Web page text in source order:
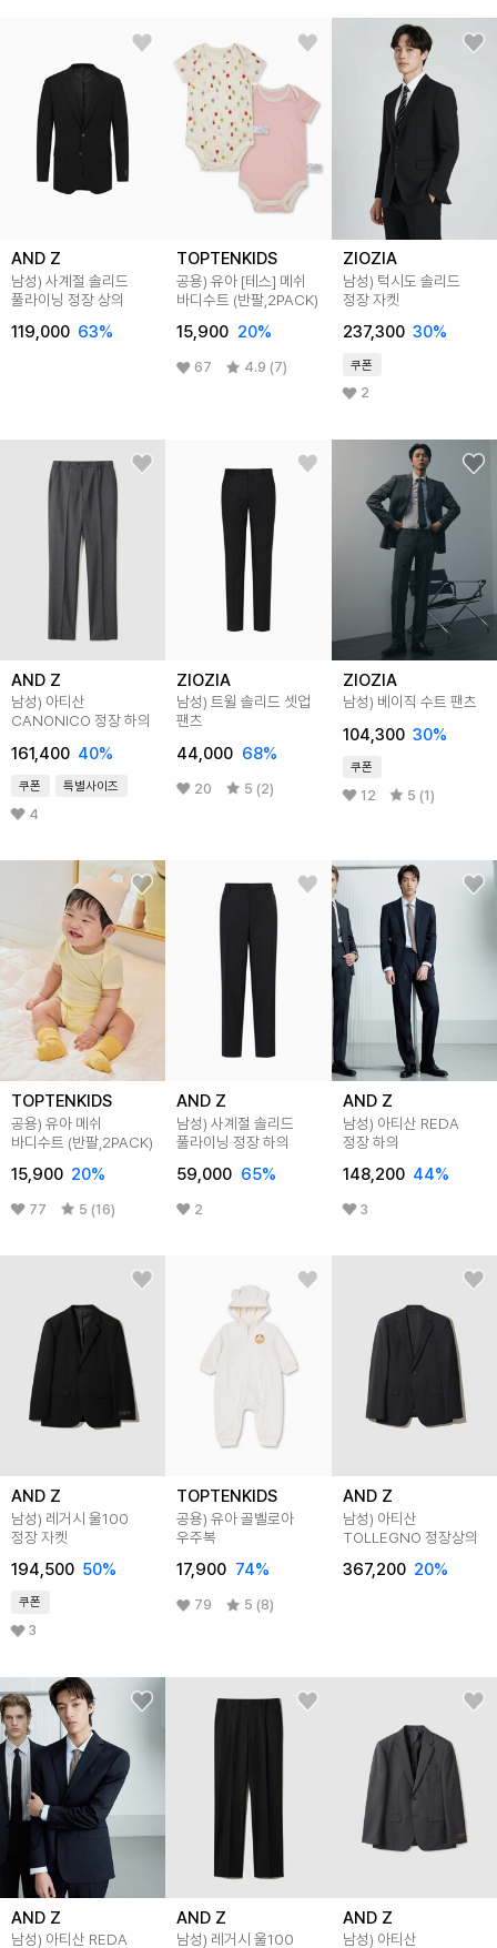
AND Z
남성) 사계절 솔리드
풀라이닝 정장 상의
119,000 63%
TOPTENKIDS
공용) 유아 [테스] 메쉬
바디수트 (반팔,2PACK)
15,900 20%
67 4.9 (7)
ZIOZIA
남성) 턱시도 솔리드
정장 자켓
237,300 30%
쿠폰
2
AND Z
남성) 아티산
CANONICO 정장 하의
161,400 40%
쿠폰 특별사이즈
4
ZIOZIA
남성) 트윌 솔리드 셋업
팬츠
44,000 68%
20 5 (2)
ZIOZIA
남성) 베이직 수트 팬츠
104,300 30%
쿠폰
12 5 (1)
TOPTENKIDS
공용) 유아 메쉬
바디수트 (반팔,2PACK)
15,900 20%
77 5 (16)
AND Z
남성) 사계절 솔리드
풀라이닝 정장 하의
59,000 65%
2
AND Z
남성) 아티산 REDA
정장 하의
148,200 44%
3
AND Z
남성) 레거시 울100
정장 자켓
194,500 50%
쿠폰
3
TOPTENKIDS
공용) 유아 골벨로아
우주복
17,900 74%
79 5 (8)
AND Z
남성) 아티산
TOLLEGNO 정장상의
367,200 20%
AND Z
남성) 아티산 REDA
AND Z
남성) 레거시 울100
AND Z
남성) 아티산